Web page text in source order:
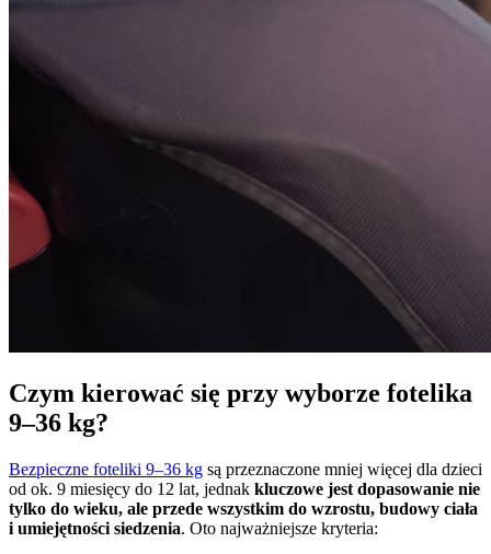
Czym kierować się przy wyborze fotelika
9–36 kg?
Bezpieczne foteliki 9–36 kg są przeznaczone mniej więcej dla dzieci
od ok. 9 miesięcy do 12 lat, jednak kluczowe jest dopasowanie nie
tylko do wieku, ale przede wszystkim do wzrostu, budowy ciała
i umiejętności siedzenia. Oto najważniejsze kryteria: